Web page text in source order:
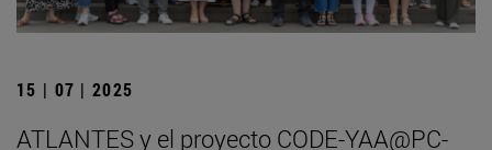
15 | 07 | 2025
ATLANTES y el proyecto CODE-YAA@PC-